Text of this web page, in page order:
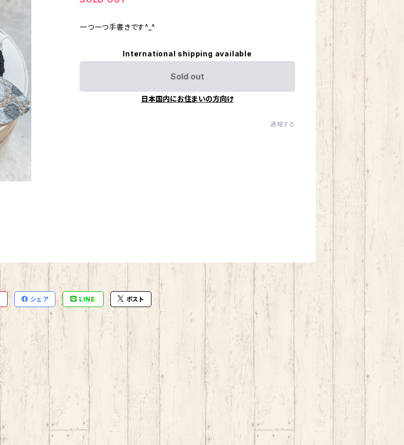
一つ一つ手書きです^_^
International shipping available
Sold out
日本国内にお住まいの方向け
通報する
シェア LINE ポスト